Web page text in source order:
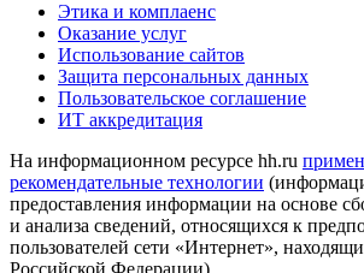
Этика и комплаенс
Оказание услуг
Использование сайтов
Защита персональных данных
Пользовательское соглашение
ИТ аккредитация
На информационном ресурсе hh.ru
рекомендательные технологии
предоставления информации на основе
и анализа сведений, относящихся к
пользователей сети «Интернет»,
Российской Федерации)